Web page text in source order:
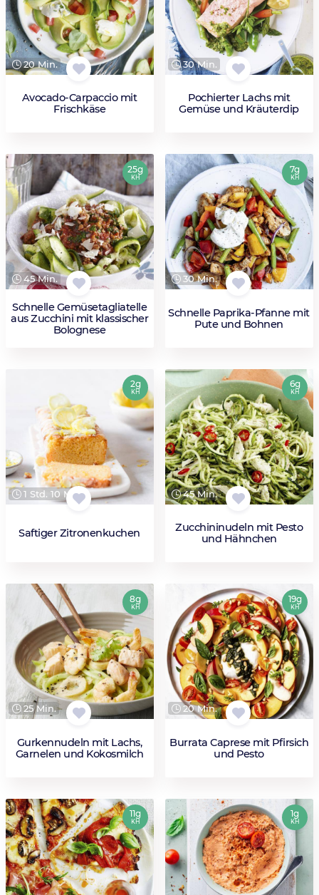
20 Min.
Avocado-Carpaccio mit
Frischkäse
30 Min.
Pochierter Lachs mit
Gemüse und Kräuterdip
45 Min.
Schnelle Gemüsetagliatelle
aus Zucchini mit klassischer
Bolognese
25g
KH
30 Min.
Schnelle Paprika-Pfanne mit
Pute und Bohnen
7g
KH
1 Std. 10 Min.
Saftiger Zitronenkuchen
2g
KH
45 Min.
Zucchininudeln mit Pesto
und Hähnchen
6g
KH
25 Min.
Gurkennudeln mit Lachs,
Garnelen und Kokosmilch
8g
KH
20 Min.
Burrata Caprese mit Pfirsich
und Pesto
19g
KH
11g
KH
1g
KH